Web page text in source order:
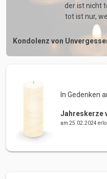
der ist nicht
tot ist nur,
Kondolenz von
In Gedenken
Jahreskerze
am 25.02.2024